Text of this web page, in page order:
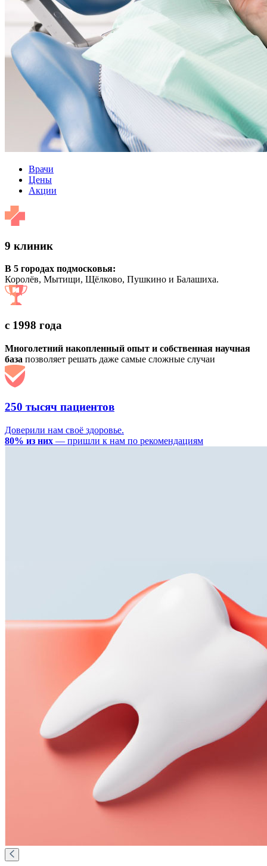
Врачи
Цены
Акции
9 клиник
В 5 городах подмосковья:
Королёв, Мытищи, Щёлково, Пушкино и Балашиха.
с 1998 года
Многолетний накопленный опыт и собственная научная
база позволяет решать даже самые сложные случаи
250 тысяч пациентов
Доверили нам своё здоровье.
80% из них — пришли к нам по рекомендациям